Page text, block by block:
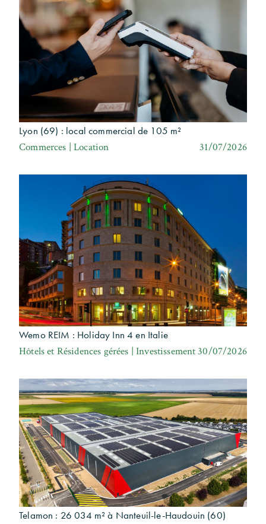
Lyon (69) : local commercial de 105 m²
Commerces | Location 31/07/2026
Wemo REIM : Holiday Inn 4 en Italie
Hôtels et Résidences gérées | Investissement30/07/2026
Telamon : 26 034 m² à Nanteuil-le-Haudouin (60)